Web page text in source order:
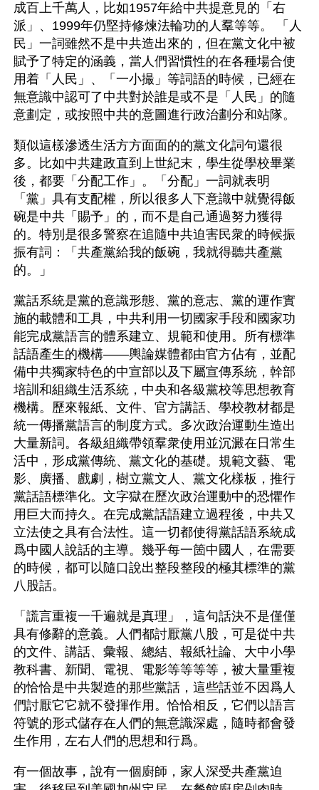
成百上千萬人，比如1957年給中共提意見的「右
派」、1999年仍堅持修煉法輪功的人羣等等。 「人
民」一詞雖然不是中共造出來的，但在黨文化中被
賦予了特定的涵義，當人們習慣性的在各種場合使
用着「人民」、「一小撮」等詞語的時候，已經在
無意識中認可了中共對於誰是或不是「人民」的隨
意劃定，或按照中共的意圖進行政治劃分和站隊。
類似這樣滲透生活方方面面的的黨文化詞句還很
多。比如中共建政直到上世紀末，學生從學校畢業
後，都要「分配工作」。「分配」一詞就表明
「黨」具有支配權，所以很多人下意識中就覺得飯
碗是中共「賜予」的，而不是自己通過努力獲得
的。特別是很多警察在追隨中共迫害民衆的時候振
振有詞：「共產黨給我的飯碗，我就得聽共產黨
的。」
黨話系統是黨的意識形態、黨的意志、黨的運作實
施的載體和工具，中共利用一切國家手段和國家功
能完成黨語言的體系建立、規範和使用。所有標準
話語產生的機構——輿論媒體都由官方佔有，並配
備中共獨家特色的中宣部以及下屬宣傳系統，幹部
培訓和組織生活系統，中央和各級黨校等思想教育
機構。歷來報紙、文件、官方講話、學校教材都是
統一傳播黨語言的制度方式。多次政治運動生造出
大量新詞。各級組織帶領羣衆使用並沉澱在日常生
活中，形成黨傳統、黨文化的基礎。規範文藝、電
影、廣播、戲劇，樹立黨文人、黨文化樣板，推行
黨話語標準化。文字獄在歷次政治運動中的恐懼作
用巨大而持久。在完成黨話語建立過程後，中共又
立法使之具有合法性。這一切都使得黨話語系統成
爲中國人說話的主導。幾乎每一箇中國人，在需要
的時候，都可以隨口說出整段整段的極其標準的黨
八股話。
「謊言重複一千遍就是真理」，這句話決不是僅僅
具有修辭的意義。人們都討厭黨八股，可是從中共
的文件、講話、彙報、總結、報紙社論、大中小學
教科書、新聞、電視、電影等等等等，被大量重複
的恰恰是中共製造的那些黨話，這些話並不因爲人
們討厭它它就不發揮作用。恰恰相反，它們以語言
符號的形式儲存在人們的無意識深處，隨時都會發
生作用，左右人們的思想和行爲。
有一個故事，說有一個廚師，家人深受共產黨迫